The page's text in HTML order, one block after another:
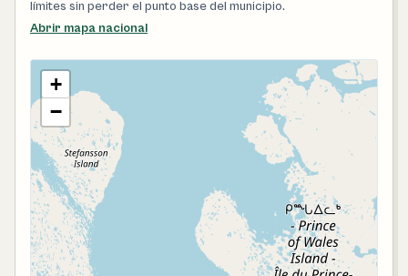
límites sin perder el punto base del municipio.
Abrir mapa nacional
+
−